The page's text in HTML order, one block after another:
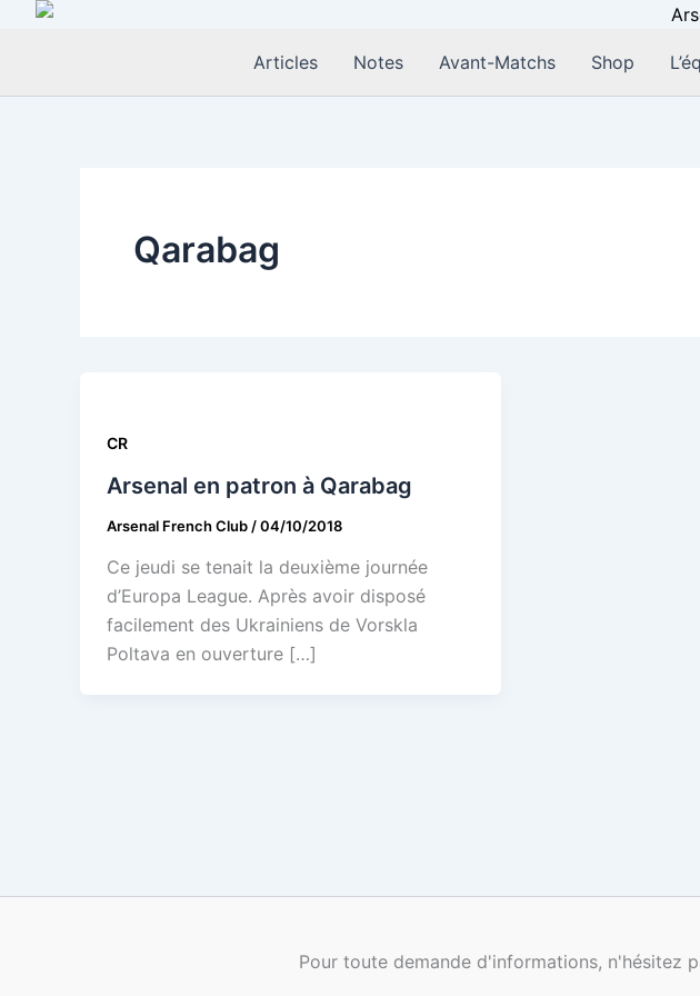
Aller
Articles Notes Avant-Matchs Shop
Qarabag
CR
Arsenal en patron à Qarabag
Arsenal French Club /04/10/2018
Ce jeudi se tenait la deuxième journée
d’Europa League. Après avoir disposé
facilement des Ukrainiens de Vorskla
Poltava en ouverture […]
Pour toute demande d'informations, n'hésitez